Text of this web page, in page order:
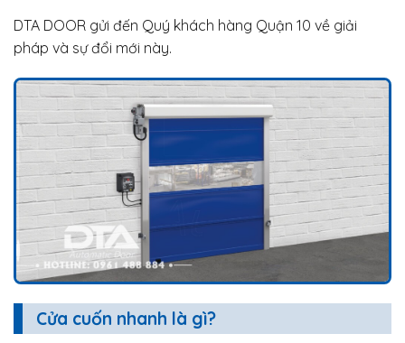
DTA DOOR gửi đến Quý khách hàng Quận 10 về giải
pháp và sự đổi mới này.
Cửa cuốn nhanh là gì?